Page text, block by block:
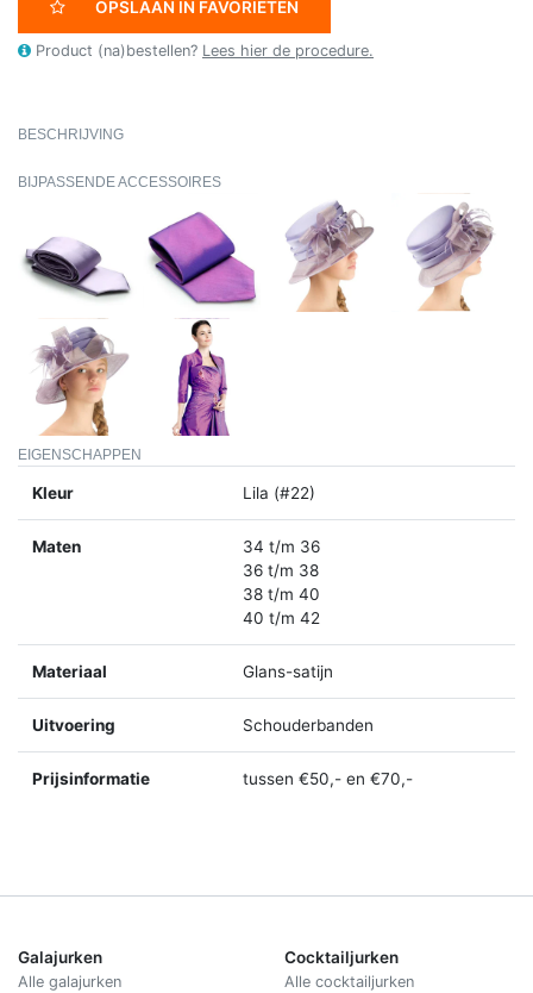
OPSLAAN IN FAVORIETEN
Product (na)bestellen? Lees hier de procedure.
BESCHRIJVING
BIJPASSENDE ACCESSOIRES
EIGENSCHAPPEN
Kleur Lila (#22)
Maten
34 t/m 36
36 t/m 38
38 t/m 40
40 t/m 42
Materiaal Glans-satijn
Uitvoering Schouderbanden
Prijsinformatie tussen €50,- en €70,-
Galajurken
Alle galajurken
Cocktailjurken
Alle cocktailjurken